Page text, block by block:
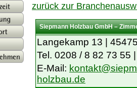
zurück zur
Siepmann Holzbau GmbH –
Langekamp 13 |
Tel. 0208 / 8 82 73 55
E-Mail:
holzbau.de